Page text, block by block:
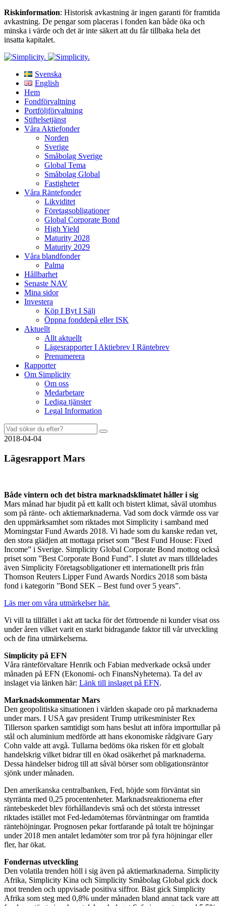
Riskinformation: Historisk avkastning är ingen garanti för framtida
avkastning. De pengar som placeras i fonden kan både öka och
minska i värde och det är inte säkert att du får tillbaka hela det
insatta kapitalet.
Svenska
English
Hem
Fondförvaltning
Portföljförvaltning
Stiftelsetjänst
Våra Aktiefonder
Norden
Sverige
Småbolag Sverige
Global Tema
Småbolag Global
Fastigheter
Våra Räntefonder
Likviditet
Företagsobligationer
Global Corporate Bond
High Yield
Maturity 2028
Maturity 2029
Våra blandfonder
Palma
Hållbarhet
Senaste NAV
Mina sidor
Investera
Köp I Byt I Sälj
Öppna fonddepå eller ISK
Aktuellt
Allt aktuellt
Lägesrapporter I Aktiebrev I Räntebrev
Prenumerera
Rapporter
Om Simplicity
Om oss
Medarbetare
Lediga tjänster
Legal Information
Sök
efter:
2018-04-04
Lägesrapport Mars
Både vintern och det bistra marknadsklimatet håller i sig
Mars månad har bjudit på ett kallt och bistert klimat, såväl utomhus
som på ränte- och aktiemarknaderna. Vad som dock värmde oss var
den uppmärksamhet som riktades mot Simplicity i samband med
Morningstar Fund Awards 2018. Vi hade som du kanske redan vet,
den stora glädjen att mottaga priset som ”Best Fund House: Fixed
Income” i Sverige. Simplicity Global Corporate Bond mottog också
priset som ”Best Corporate Bond Fund”. I slutet av mars tilldelades
även Simplicity Företagsobligationer ett internationellt pris från
Thomson Reuters Lipper Fund Awards Nordics 2018 som bästa
fond i kategorin ”Bond SEK – Best fund over 5 years”.
Läs mer om våra utmärkelser här.
Vi vill ta tillfället i akt att tacka för det förtroende ni kunder visat oss
under åren vilket varit en starkt bidragande faktor till vår utveckling
och de fina utmärkelserna.
Simplicity på EFN
Våra ränteförvaltare Henrik och Fabian medverkade också under
månaden på EFN (Ekonomi- och FinansNyheterna). Ta del av
inslaget via länken här: Länk till inslaget på EFN.
Marknadskommentar Mars
Den geopolitiska situationen i världen skapade oro på marknaderna
under mars. I USA gav president Trump utrikesminister Rex
Tillerson sparken samtidigt som hans beslut att införa importtullar på
stål och aluminium medförde att hans ekonomiske rådgivare Gary
Cohn valde att avgå. Tullarna bedöms öka risken för ett globalt
handelskrig vilket bidrar till en ökad osäkerhet på marknaderna.
Dessa händelser bidrog till att såväl börser som obligationsräntor
sjönk under månaden.
Den amerikanska centralbanken, Fed, höjde som förväntat sin
styrränta med 0,25 procentenheter. Marknadsreaktionerna efter
räntebeskedet blev förhållandevis små och det största intresset
riktades istället mot Fed-ledamöternas förväntningar om framtida
räntehöjningar. Prognosen pekar fortfarande på totalt tre höjningar
under 2018 men antalet ledamöter som tror på fyra höjningar eller
fler, har ökat.
Fondernas utveckling
Den volatila trenden höll i sig även på aktiemarknaderna. Simplicity
Afrika, Simplicity Kina och Simplicity Småbolag Global gick dock
mot trenden och uppvisade positiva siffror. Bäst gick Simplicity
Afrika som steg med 0,8% under månaden bland annat tack vare att